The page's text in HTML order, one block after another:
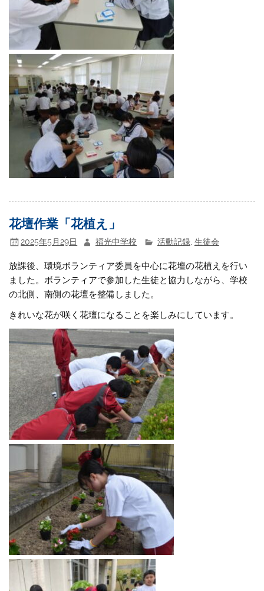
花壇作業「花植え」
2025年5月29日 福光中学校 活動記録, 生徒会
放課後、環境ボランティア委員を中心に花壇の花植えを行い
ました。ボランティアで参加した生徒と協力しながら、学校
の北側、南側の花壇を整備しました。
きれいな花が咲く花壇になることを楽しみにしています。